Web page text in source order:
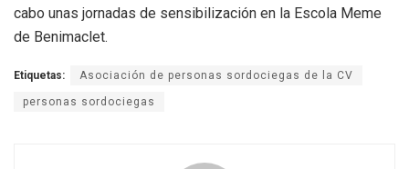
cabo unas jornadas de sensibilización en la Escola Meme
de Benimaclet.
Etiquetas: Asociación de personas sordociegas de la CV
personas sordociegas